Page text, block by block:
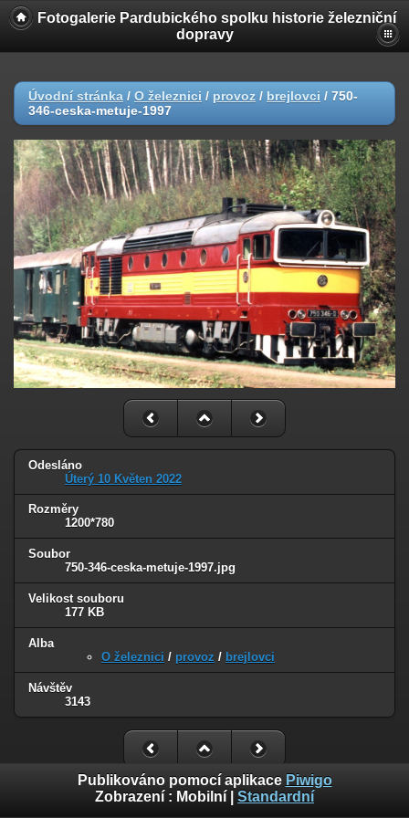
Fotogalerie Pardubického spolku historie železniční
dopravy
Úvodní stránka / O železnici / provoz / brejlovci / 750-
346-ceska-metuje-1997
Odesláno
Úterý 10 Květen 2022
Rozměry
1200*780
Soubor
750-346-ceska-metuje-1997.jpg
Velikost souboru
177 KB
Alba
O železnici / provoz / brejlovci
Návštěv
3143
Publikováno pomocí aplikace Piwigo
Zobrazení : Mobilní Standardní